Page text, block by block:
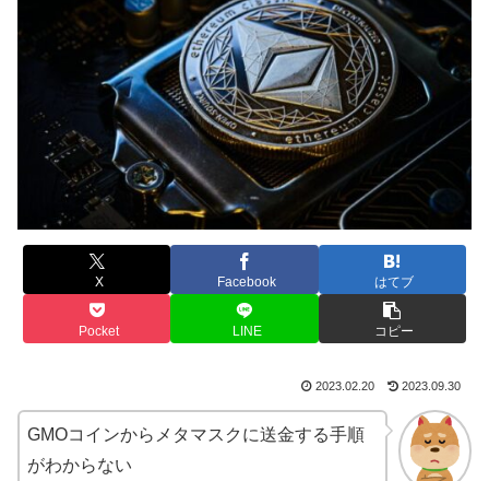
X Facebook はてブ
Pocket LINE コピー
2023.02.20 2023.09.30
GMOコインからメタマスクに送金する手順
がわからない